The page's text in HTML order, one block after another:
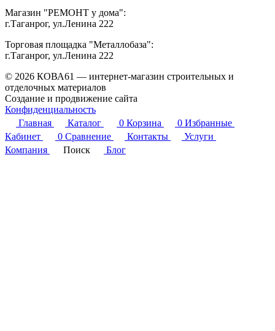
Магазин "РЕМОНТ у дома":
г.Таганрог, ул.Ленина 222
Торговая площадка "Металлобаза":
г.Таганрог, ул.Ленина 222
© 2026 КОВА61 — интернет-магазин строительных и
отделочных материалов
Создание и продвижение сайта
Конфиденциальность
Главная
Каталог 0 Корзина 0 Избранные
Кабинет
0 Сравнение Контакты
Услуги
Компания
Поиск Блог